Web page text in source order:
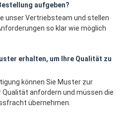
aufgeben?
unser Vertriebsteam und stellen
so klar wie möglich
erhalten, um Ihre Qualität zu
können Sie Muster zur
Qualität anfordern und müssen die
übernehmen.